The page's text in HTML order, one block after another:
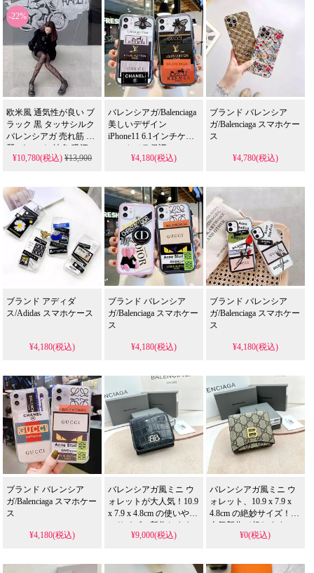
も愛用する人気ブラン
ド、防水の多機能仕
様。かわいい半透明マ
ットスタイルが流行
り、格安で手に入り、
iPhone16pro/15promaxケ
ースとしても使える優
れもの！（透明・
芸能人御用達 耐衝撃防
水。かわいい多機能メ
ッキシルバー流行り 格
安 iPhone17pro/16promax
兼用。流行り・安い・
おすすめ。
ル、耐衝撃＆防水機能
で実用性抜群。格安価
格で
iPhone16pro/15promaxケ
ースとしてもおすすめ
の多機能アイテム！流
行りの最先端を行く一
ース）
-22%
欧米風 通気性が良い ブ
ラック 黒 タッサシルク
バレンシアガ 売れ筋 綺
麗 パンスト 純色 吸汗
ハイソックス バレンシ
ド 芸能人愛用
¥10,780(税込)¥13,900
バレンシアガ/Balenciaga
美しいデザイン
iPhone11 6.1インチケー
ス。カメラ保護・マル
チカラー。TPU＋プラ
ケース/17プロ/プラス対
応モデルも。
¥4,180(税込)
ブランド バレンシア
ガ/Balenciaga スマホケー
ス
¥4,780(税込)
ブランド アディダ
ス/Adidas スマホケース
¥4,180(税込)
ブランド バレンシア
ガ/Balenciaga スマホケー
ス
¥4,180(税込)
ブランド バレンシア
ガ/Balenciaga スマホケー
ス
¥4,180(税込)
ブランド バレンシア
ガ/Balenciaga スマホケー
ス
¥4,180(税込)
バレンシアガ風ミニ ウ
ォレットが大人気！10.9
x 7.9 x 4.8cm の使いやす
いサイズ、新作おすす
めアイテム！お安く手
¥9,000(税込)
バレンシアガ風ミニ ウ
ォレット、10.9 x 7.9 x
4.8cm の絶妙サイズ！大
人気新作で超おすす
め、人気急上昇中！お
¥0(税込)